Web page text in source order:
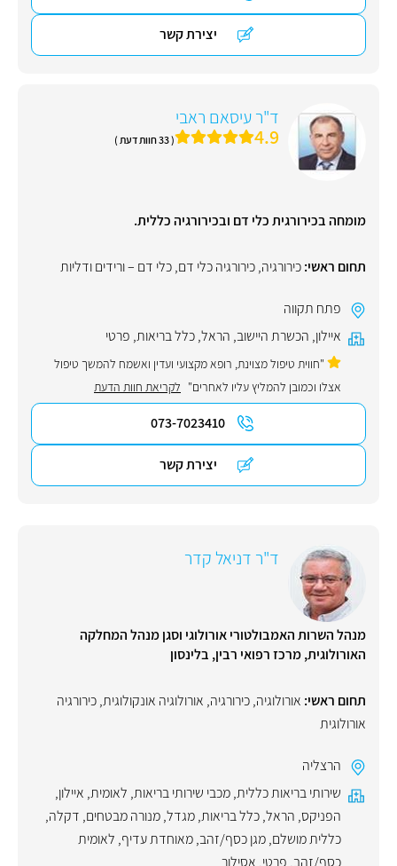
יצירת קשר
ד"ר עיסאם ראבי
4.9 ( 33 חוות דעת )
מומחה בכירורגית כלי דם ובכירורגיה כללית.
תחום ראשי:כירורגיה,כירורגיה כלי דם,כלי דם – ורידים ודליות
פתח תקווה
איילון, הכשרת היישוב, הראל,כלל בריאות, פרטי
"חווית טיפול מצוינת, רופא מקצועי ועדין ואשמח להמשך טיפול
אצלו וכמובן להמליץ עליו לאחרים" לקריאת חוות הדעת
073-7023410
יצירת קשר
ד"ר דניאל קדר
מנהל השרות האמבולטורי אורולוגי וסגן מנהל המחלקה
האורולוגית, מרכז רפואי רבין, בלינסון
תחום ראשי: אורולוגיה,כירורגיה, אורולוגיה אונקולוגית,כירורגיה
אורולוגית
הרצליה
שירותי בריאות כללית,מכבי שירותי בריאות, לאומית, איילון,
הפניקס, הראל,כלל בריאות,מגדל,מנורה מבטחים, דקלה,
כללית מושלם,מגן כסף/זהב,מאוחדת עדיף, לאומית
כסף/זהב, פרטי, אסילור